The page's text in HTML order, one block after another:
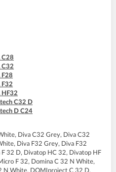
C28
C32
F28
F32
HF32
C32 D
D C24
D C32
D HF32
F32 D
C32
F32
Diva C32 Grey, Diva C32
Diva F32 Grey, Diva F32
32 D, Divatop HC 32, Divatop HF
F 32, Domina C 32 N White,
N White, DOMIproject C 32 D,